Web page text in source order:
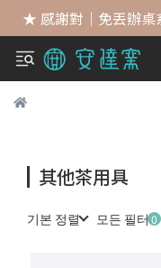
★ 感謝對｜免丟辦
其他茶用具
기본 정렬 모든 필터